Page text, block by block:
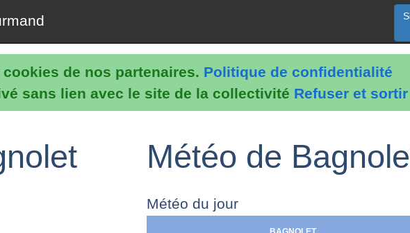
de nos partenaires. Politique de confidentialité
sans lien avec le site de la collectivité Refuser et sortir
Météo de
Météo du jour